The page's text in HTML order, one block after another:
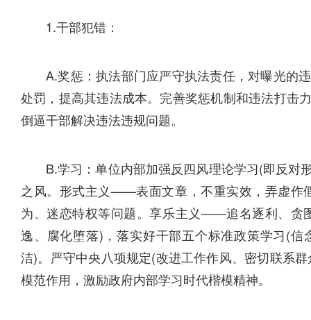
1.干部犯错：
A.奖惩：执法部门应严守执法责任，对曝光的
处罚，提高其违法成本。完善奖惩机制和违法打击
倒逼干部解决违法违规问题。
B.学习：单位内部加强反四风理论学习(即反对
之风。形式主义——表面文章，不重实效，弄虚
为、迷恋特权等问题。享乐主义——追名逐利、
逸、腐化堕落)，落实好干部五个标准政策学习(
洁)。严守中央八项规定(改进工作作风、密切联系
模范作用，激励政府内部学习时代楷模精神。